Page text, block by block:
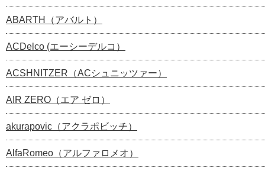
ABARTH（アバルト）
ACDelco (エーシーデルコ）
ACSHNITZER（ACシュニッツァー）
AIR ZERO（エア ゼロ）
akurapovic（アクラポビッチ）
AlfaRomeo（アルファロメオ）